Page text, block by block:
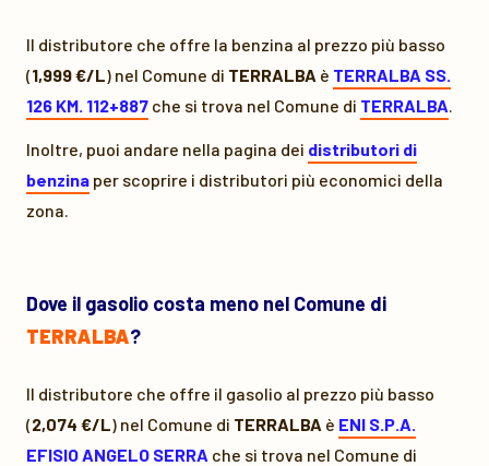
Il distributore che offre la benzina al prezzo più basso
(1,999 €/L) nel Comune di TERRALBA è TERRALBA SS.
126 KM. 112+887 che si trova nel Comune di TERRALBA.
Inoltre, puoi andare nella pagina dei distributori di
benzina per scoprire i distributori più economici della
zona.
Dove il gasolio costa meno nel Comune di
TERRALBA?
Il distributore che offre il gasolio al prezzo più basso
(2,074 €/L) nel Comune di TERRALBA è ENI S.P.A.
EFISIO ANGELO SERRA che si trova nel Comune di